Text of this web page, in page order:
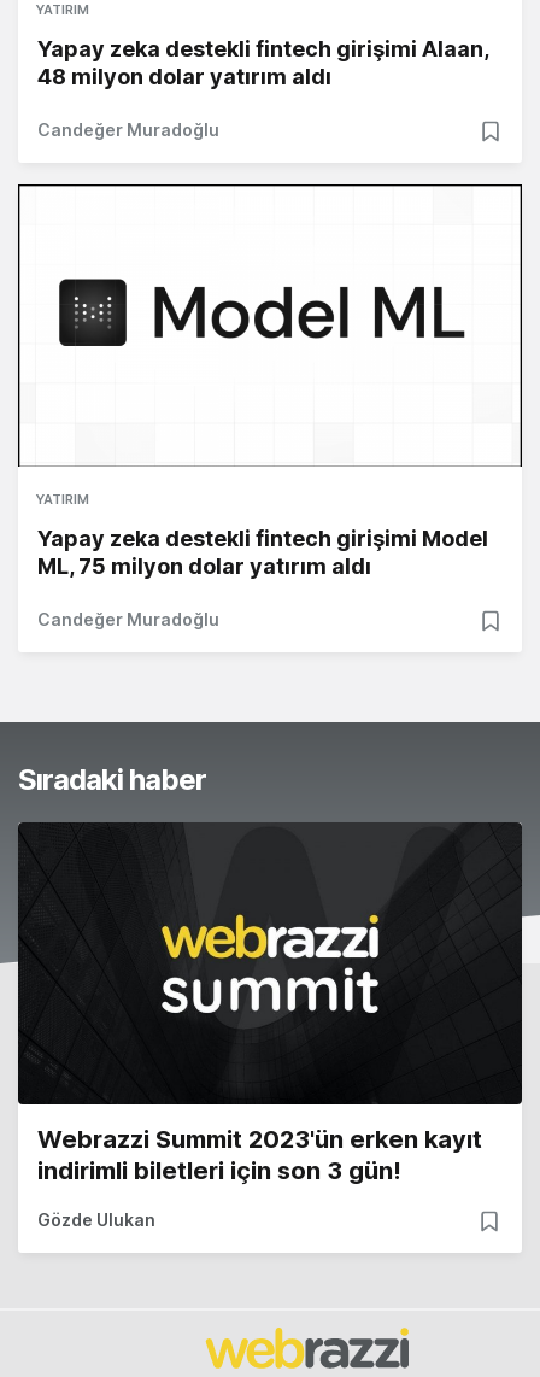
YATIRIM
Yapay zeka destekli fintech girişimi Alaan,
48 milyon dolar yatırım aldı
Candeğer Muradoğlu
YATIRIM
Yapay zeka destekli fintech girişimi Model
ML, 75 milyon dolar yatırım aldı
Candeğer Muradoğlu
Sıradaki haber
Webrazzi Summit 2023'ün erken kayıt
indirimli biletleri için son 3 gün!
Gözde Ulukan